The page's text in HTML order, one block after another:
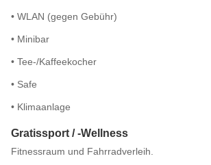
• WLAN (gegen Gebühr)
• Minibar
• Tee-/Kaffeekocher
• Safe
• Klimaanlage
Gratissport / -Wellness
Fitnessraum und Fahrradverleih.